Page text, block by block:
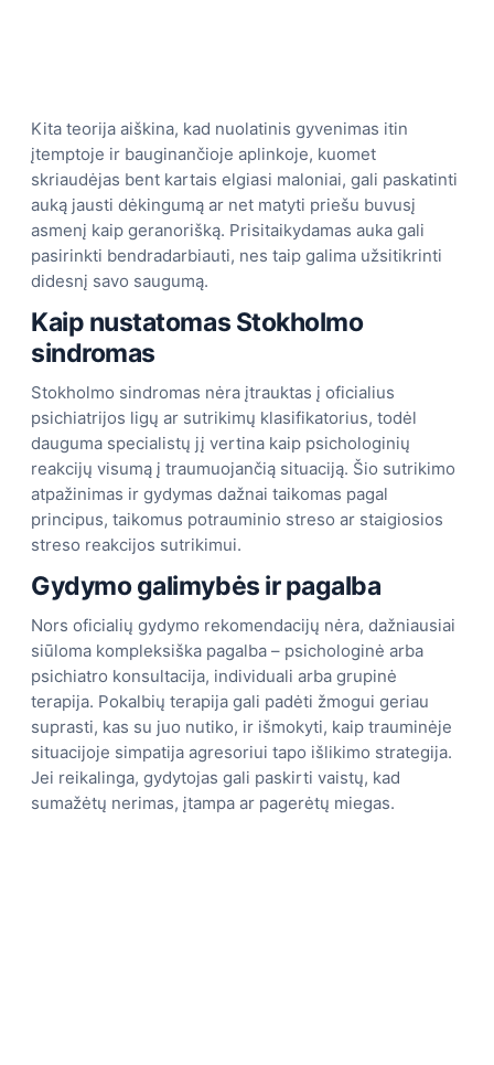
Kita teorija aiškina, kad nuolatinis gyvenimas itin
įtemptoje ir bauginančioje aplinkoje, kuomet
skriaudėjas bent kartais elgiasi maloniai, gali paskatinti
auką jausti dėkingumą ar net matyti priešu buvusį
asmenį kaip geranorišką. Prisitaikydamas auka gali
pasirinkti bendradarbiauti, nes taip galima užsitikrinti
didesnį savo saugumą.
Kaip nustatomas Stokholmo
sindromas
Stokholmo sindromas nėra įtrauktas į oficialius
psichiatrijos ligų ar sutrikimų klasifikatorius, todėl
dauguma specialistų jį vertina kaip psichologinių
reakcijų visumą į traumuojančią situaciją. Šio sutrikimo
atpažinimas ir gydymas dažnai taikomas pagal
principus, taikomus potrauminio streso ar staigiosios
streso reakcijos sutrikimui.
Gydymo galimybės ir pagalba
Nors oficialių gydymo rekomendacijų nėra, dažniausiai
siūloma kompleksiška pagalba – psichologinė arba
psichiatro konsultacija, individuali arba grupinė
terapija. Pokalbių terapija gali padėti žmogui geriau
suprasti, kas su juo nutiko, ir išmokyti, kaip trauminėje
situacijoje simpatija agresoriui tapo išlikimo strategija.
Jei reikalinga, gydytojas gali paskirti vaistų, kad
sumažėtų nerimas, įtampa ar pagerėtų miegas.